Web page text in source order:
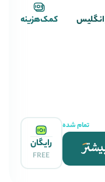
انگلیس
کمک‌هزینه
تمام شده
رایگان
FREE